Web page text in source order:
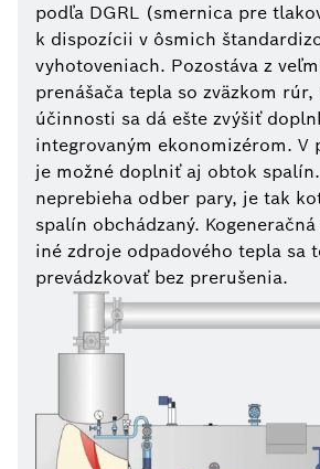
podľa DGRL (smernica pre
k dispozícii v ôsmich
vyhotoveniach. Pozostáva z
prenášača tepla so zväzkom
účinnosti sa dá ešte zvýšiť
integrovaným ekonomizérom. V
je možné doplniť aj obtok
neprebieha odber pary, je tak
spalín obchádzaný.
iné zdroje odpadového tepla sa
prevádzkovať bez prerušenia.